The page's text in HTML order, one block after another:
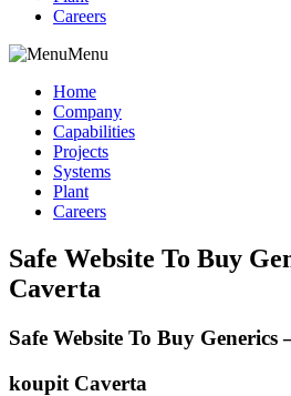
Careers
Menu
Home
Company
Capabilities
Projects
Systems
Plant
Careers
Safe Website To Buy
Caverta
Safe Website To Buy
koupit Caverta